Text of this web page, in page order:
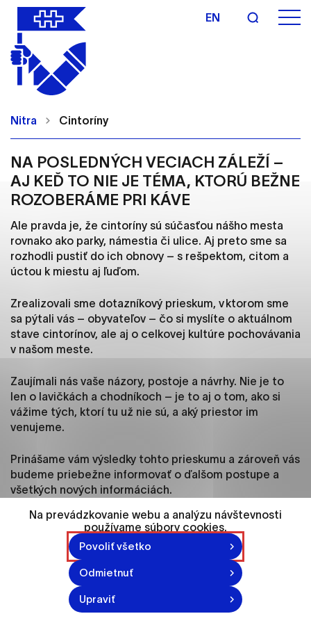
EN
Nitra Cintoríny
NA POSLEDNÝCH VECIACH ZÁLEŽÍ –
AJ KEĎ TO NIE JE TÉMA, KTORÚ BEŽNE
ROZOBERÁME PRI KÁVE
Ale pravda je, že cintoríny sú súčasťou nášho mesta
rovnako ako parky, námestia či ulice. Aj preto sme sa
rozhodli pustiť do ich obnovy – s rešpektom, citom a
úctou k miestu aj ľuďom.
Zrealizovali sme dotazníkový prieskum, v ktorom sme
sa pýtali vás – obyvateľov – čo si myslíte o aktuálnom
stave cintorínov, ale aj o celkovej kultúre pochovávania
v našom meste.
Zaujímali nás vaše názory, postoje a návrhy. Nie je to
len o lavičkách a chodníkoch – je to aj o tom, ako si
vážime tých, ktorí tu už nie sú, a aký priestor im
venujeme.
Prinášame vám výsledky tohto prieskumu a zároveň vás
budeme priebežne informovať o ďalšom postupe a
všetkých nových informáciách.
Lebo aj keď je to „posledná vec“, záleží na nej.
Vyhodnotenie dotazníka Na posledných
veciach záleží – Zapojte sa do rozvoja
nitrianskych cintorínov
(pdf, 2 MB)
Na prevádzkovanie webu a analýzu návštevnosti
používame súbory cookies.
Povoliť všetko
Odmietnuť
Upraviť
Nastavenie cookies
stránky môžu ukladať informácie o vašej aktivite a
preferenciách. Používajú sa napríklad k tomu, aby
si webový prehliadač zapamätoval Vaše
prihlásenie alebo aby sa uložila Vaša voľba v tomto
okne.
Vyberte úroveň cookies, ktorú chcete povoliť
Technické cookies
Technické súbory cookie sú pre prevádzku
uplatniteľnými tým, že umožňujú základné funkcie,
ako je navigácia na stránke a prístup k
zabezpečeným oblastiam webovej stránky. Bez
týchto súborov cookie nemôže web správne
Analytické cookies
Analytické cookies pomáhajú prevádzkovateľovi
stránok pochopiť, ako návštevníci stránok stránku
ponúknuť im lepšiu skúsenosť. Všetky dáta sa
zbierajú anonymne a nie je možné ich spojiť s
konkrétnou osobou.
Označiť všetko
Uložiť nastavenia
Viac informácií